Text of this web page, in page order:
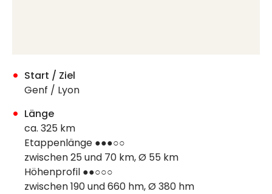
Start / Ziel
Genf / Lyon
Länge
ca. 325 km
Etappenlänge ●●●○○
zwischen 25 und 70 km, Ø 55 km
Höhenprofil ●●○○○
zwischen 190 und 660 hm, Ø 380 hm